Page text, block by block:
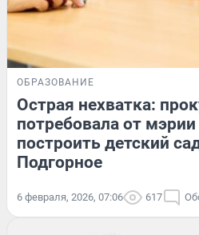
ОБРАЗОВАНИЕ
Острая нехватка:
потребовала от
построить детский
Подгорное
6 февраля, 2026, 07:06 617